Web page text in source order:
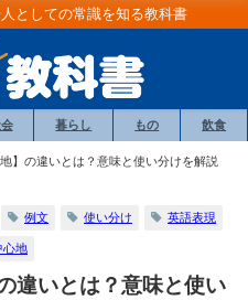
としての常識を知る教科書
暮らし もの 飲食
地】の違いとは？意味と使い分けを解説
例文 使い分け 英語表現
心地
違いとは？意味と使い